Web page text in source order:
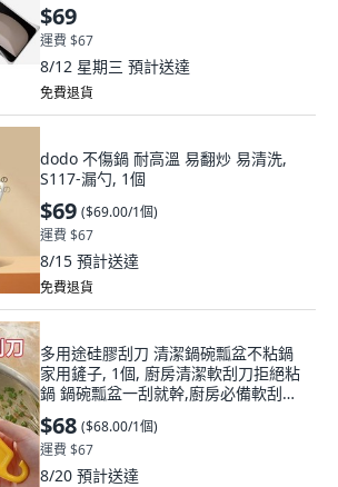
$69
運費 $67
8/12 星期三 預計送達
免費退貨
dodo 不傷鍋 耐高溫 易翻炒 易清洗,
S117-漏勺, 1個
$69 ($69.00/1個)
運費 $67
8/15 預計送達
免費退貨
多用途硅膠刮刀 清潔鍋碗瓢盆不粘鍋
家用鏟子, 1個, 廚房清潔軟刮刀拒絕粘
鍋 鍋碗瓢盆一刮就幹,廚房必備軟刮刀
超小號1把少種用途
$68 ($68.00/1個)
運費 $67
8/20 預計送達